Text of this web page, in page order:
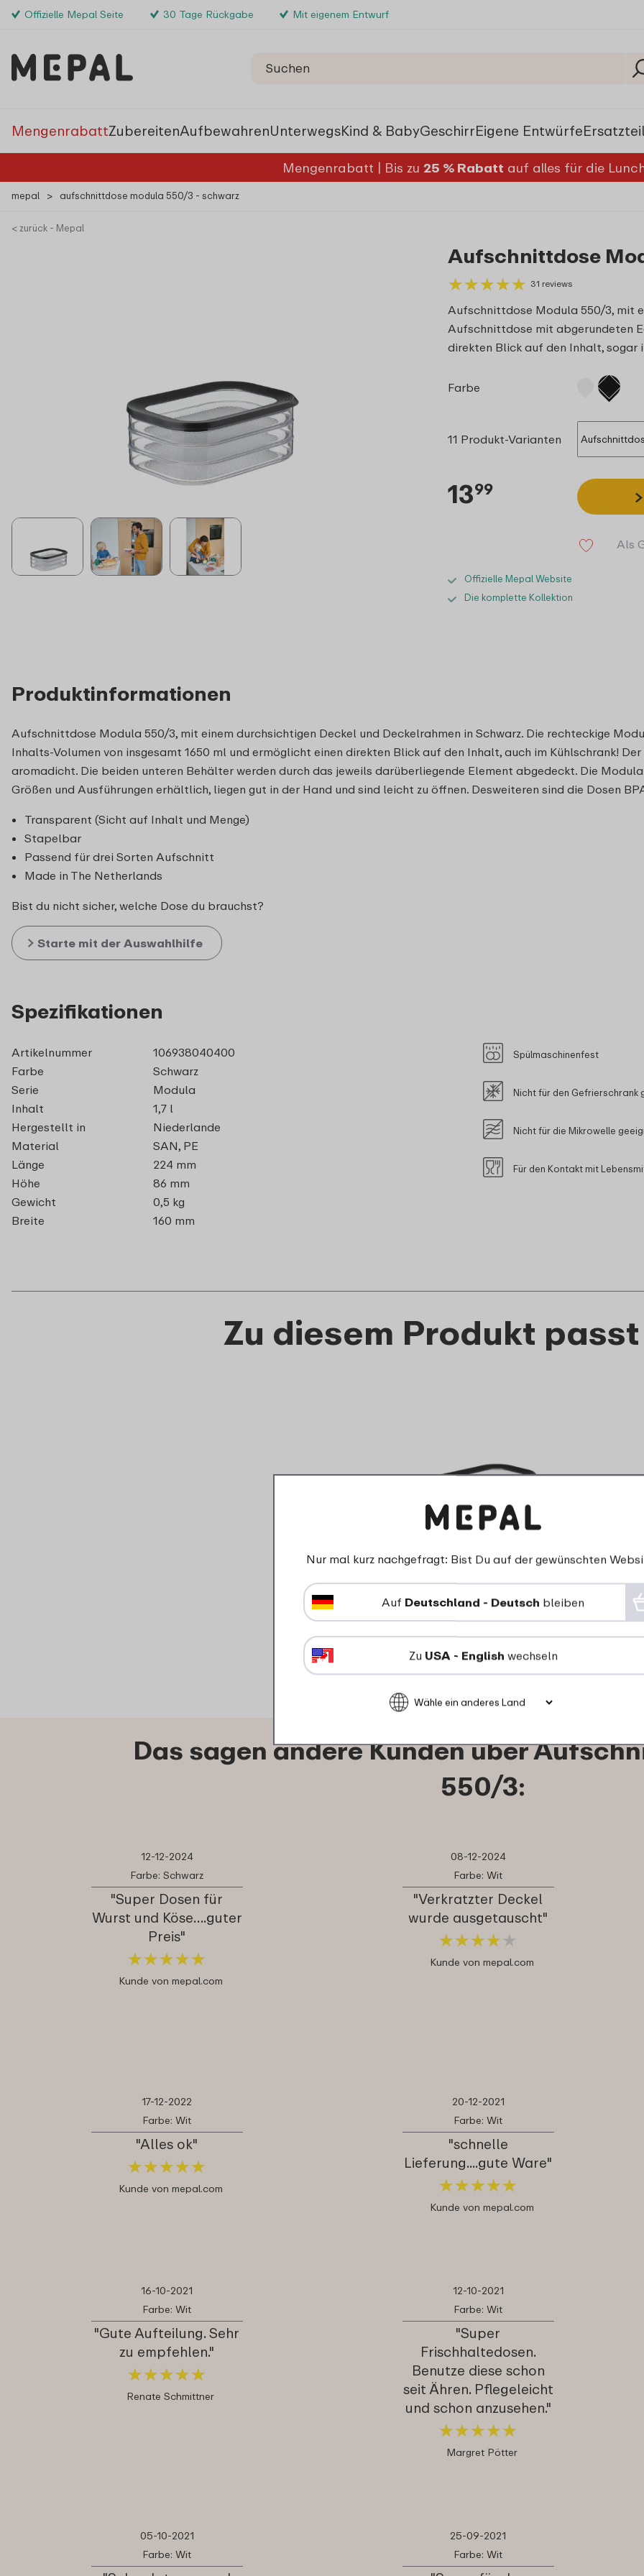
Offizielle Mepal Seite 30 Tage Rückgabe Mit eigenem Entwurf
MengenrabattZubereitenAufbewahrenUnterwegsKind & BabyGeschirrEigene Entwürfe
Mengenrabatt | Bis zu 25 % Rabatt auf alles für die
mepal > aufschnittdose modula 550/3 - schwarz
< zurück - Mepal
Aufschnittdose
★★★★★
★★★★★ 31 reviews
Aufschnittdose Modula 550/3, mit
Aufschnittdose mit abgerundeten
direkten Blick auf den Inhalt, sogar
Farbe
11 Produkt-Varianten
1399
Als
Offizielle Mepal Website
Die komplette Kollektion
Produktinformationen
Aufschnittdose Modula 550/3, mit einem durchsichtigen Deckel und Deckelrahmen in Schwarz. Die rechteckige
Inhalts-Volumen von insgesamt 1650 ml und ermöglicht einen direkten Blick auf den Inhalt, auch im Kühlschrank!
aromadicht. Die beiden unteren Behälter werden durch das jeweils darüberliegende Element abgedeckt. Die
Größen und Ausführungen erhältlich, liegen gut in der Hand und sind leicht zu öffnen. Desweiteren sind die Dosen
Transparent (Sicht auf Inhalt und Menge)
Stapelbar
Passend für drei Sorten Aufschnitt
Made in The Netherlands
Bist du nicht sicher, welche Dose du brauchst?
Starte mit der Auswahlhilfe
Spezifikationen
Artikelnummer
106938040400
Farbe
Schwarz
Serie
Modula
Inhalt
1,7 l
Hergestellt in
Niederlande
Material
SAN, PE
Länge
224 mm
Höhe
86 mm
Gewicht
0,5 kg
Breite
160 mm
Spülmaschinenfest
Nicht für den Gefrierschrank
Nicht für die Mikrowelle
Für den Kontakt mit
Zu diesem Produkt
- schwarz
1199
Details Bestellen
Das sagen andere Kunden über
550/3:
12-12-2024
Farbe: Schwarz
"Super Dosen für
Wurst und Köse….guter
Preis"
★★★★★
★★★★★
Kunde von mepal.com
08-12-2024
Farbe: Wit
"Verkratzter Deckel
wurde ausgetauscht"
★★★★ ★
★★★★ ★
Kunde von mepal.com
17-12-2022
Farbe: Wit
"Alles ok"
★★★★★
★★★★★
Kunde von mepal.com
20-12-2021
Farbe: Wit
"schnelle
Lieferung....gute Ware"
★★★★★
★★★★★
Kunde von mepal.com
16-10-2021
Farbe: Wit
"Gute Aufteilung. Sehr
zu empfehlen."
★★★★★
★★★★★
Renate Schmittner
12-10-2021
Farbe: Wit
"Super
Frischhaltedosen.
Benutze diese schon
seit Ähren. Pflegeleicht
und schon anzusehen."
★★★★★
★★★★★
Margret Pötter
05-10-2021
Farbe: Wit
25-09-2021
Farbe: Wit
Nur mal kurz nachgefragt: Bist Du auf der gewünschten
Auf Deutschland - Deutsch bleiben
Zu USA - English wechseln